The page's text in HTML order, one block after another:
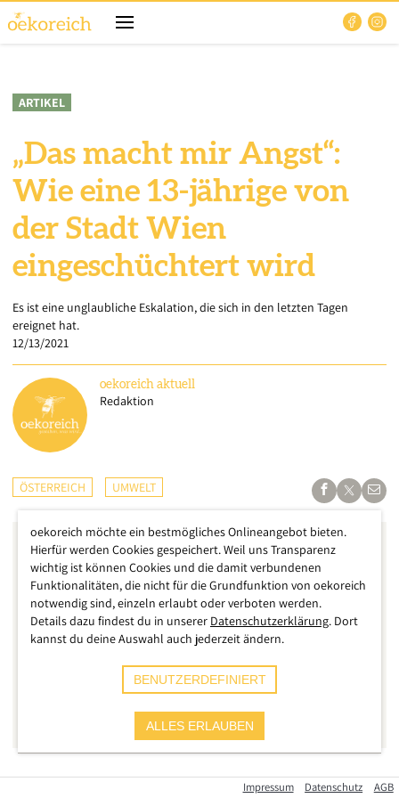
ARTIKEL
„Das macht mir Angst“:
Wie eine 13-jährige von
der Stadt Wien
eingeschüchtert wird
Es ist eine unglaubliche Eskalation, die sich in den letzten Tagen
ereignet hat.
12/13/2021
oekoreich aktuell
Redaktion
ÖSTERREICH UMWELT
Es ist eine unglaubliche Eskalation, die sich in den letzten
Impressum Datenschutz AGB
oekoreich möchte ein bestmögliches Onlineangebot bieten.
Hierfür werden Cookies gespeichert. Weil uns Transparenz
wichtig ist können Cookies und die damit verbundenen
Funktionalitäten, die nicht für die Grundfunktion von oekoreich
notwendig sind, einzeln erlaubt oder verboten werden.
Details dazu findest du in unserer Datenschutzerklärung. Dort
kannst du deine Auswahl auch jederzeit ändern.
BENUTZERDEFINIERT
ALLES ERLAUBEN